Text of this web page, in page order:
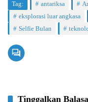
Tag: antariksa
eksplorasi luar angkasa
Selfie Bulan
Tinggalkan